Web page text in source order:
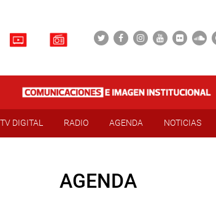
TV DIGITAL RADIO AGENDA NOTICIAS
AGENDA